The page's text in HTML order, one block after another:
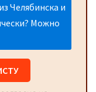
Челябинска и
Можно